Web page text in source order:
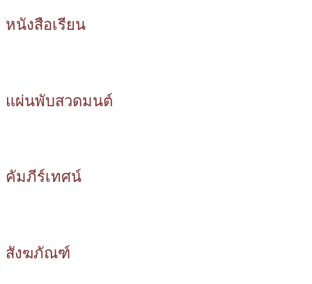
หนังสือเรียน
แผ่นพับสวดมนต์
คัมภีร์เทศน์
สังฆภัณฑ์